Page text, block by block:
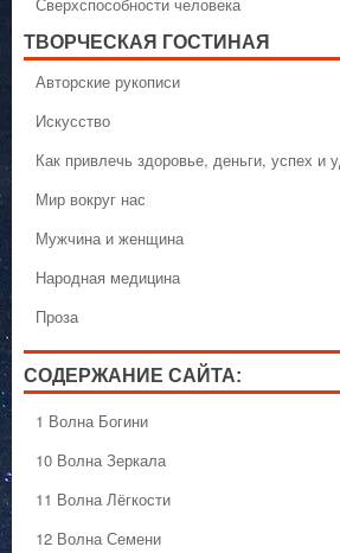
ТВОРЧЕСКАЯ ГОСТИНАЯ
Авторские рукописи
Искусство
Как привлечь здоровье, деньги, успех и
Мир вокруг нас
Мужчина и женщина
Народная медицина
Проза
СОДЕРЖАНИЕ САЙТА:
1 Волна Богини
10 Волна Зеркала
11 Волна Лёгкости
12 Волна Семени